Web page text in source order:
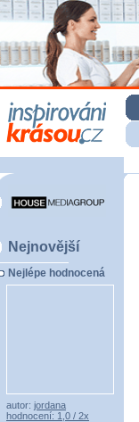
Nejnovější
Nejlépe hodnocená
autor: jordana
hodnocení: 1,0 / 2x